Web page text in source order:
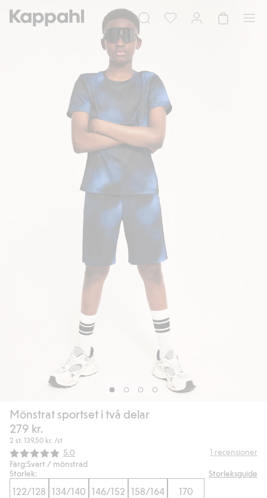
Mönstrat sportset i två delar
279 kr.
2 st. 139,50 kr. /st
Snittbetyg:
5.0 1 recensioner
Färg:Svart / mönstrad
Storlek:
Storleksguide
122/128 134/140 146/152 158/164 170